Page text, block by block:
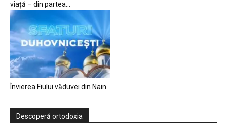
viață – din partea...
Învierea Fiului văduvei din Nain
Descoperă ortodoxia